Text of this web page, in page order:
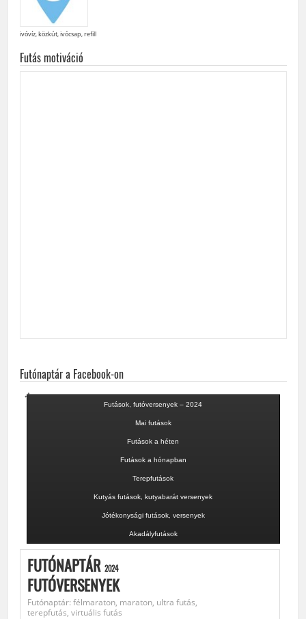
ivóvíz, közkút, ivócsap, refill
Futás motiváció
Futónaptár a Facebook-on
Futások, futóversenyek – 2024
Mai futások
Futások a héten
Futások a hónapban
Terepfutások
Kutyás futások, kutyabarát versenyek
Jótékonysági futások, versenyek
Akadályfutások
FUTÓNAPTÁR 2024
FUTÓVERSENYEK
Futónaptár: félmaraton, maraton, ultra futás,
terepfutás, virtuális futás